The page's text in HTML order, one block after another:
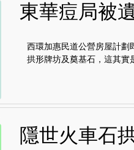
東華痘局被
西環加惠民道公營房屋計劃
拱形牌坊及奠基石，這其實
隱世火車石